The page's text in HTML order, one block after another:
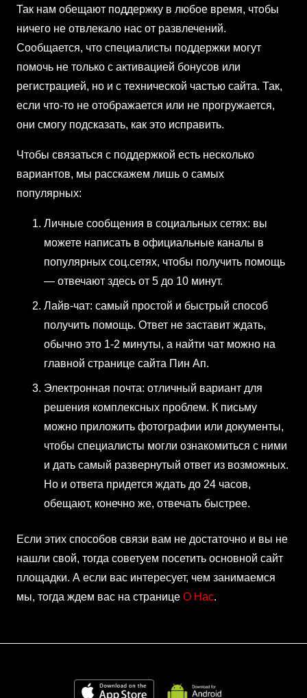
Так нам обещают поддержку в любое время, чтобы
ничего не отвлекало нас от развлечений.
Сообщается, что специалисты поддержки могут
помочь не только с активацией бонусов или
регистрацией, но и с технической частью сайта. Так,
если что-то не отображается или не прогружается,
они смогу подсказать, как это исправить.
Чтобы связаться с поддержкой есть несколько
вариантов, мы расскажем лишь о самых
популярных:
Личные сообщения в социальных сетях: вы
можете написать в официальные каналы в
популярных соц.сетях, чтобы получить помощь
— отвечают здесь от 5 до 10 минут.
Лайв-чат: самый простой и быстрый способ
получить помощь. Ответ не заставит ждать,
обычно это 1-2 минуты, а найти чат можно на
главной странице сайта Пин Ап.
Электронная почта: отличный вариант для
решения комплексных проблем. К письму
можно приложить фотографии или документы,
чтобы специалисты могли ознакомиться с ними
и дать самый развернутый ответ из возможных.
Но и ответа придется ждать до 24 часов,
обещают, конечно же, отвечать быстрее.
Если этих способов связи вам не достаточно и вы не
нашли свой, тогда советуем посетить основной сайт
площадки. А если вас интересует, чем занимаемся
мы, тогда ждем вас на странице О Нас.